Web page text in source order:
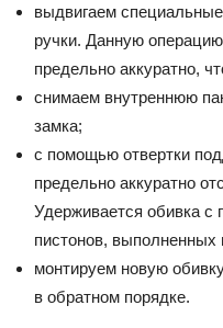
выдвигаем
ручки. Данную
предельно аккуратно,
снимаем внутреннюю
замка;
с помощью отвертки
предельно аккуратно
Удерживается обивка
пистонов,
монтируем новую
в обратном порядке.